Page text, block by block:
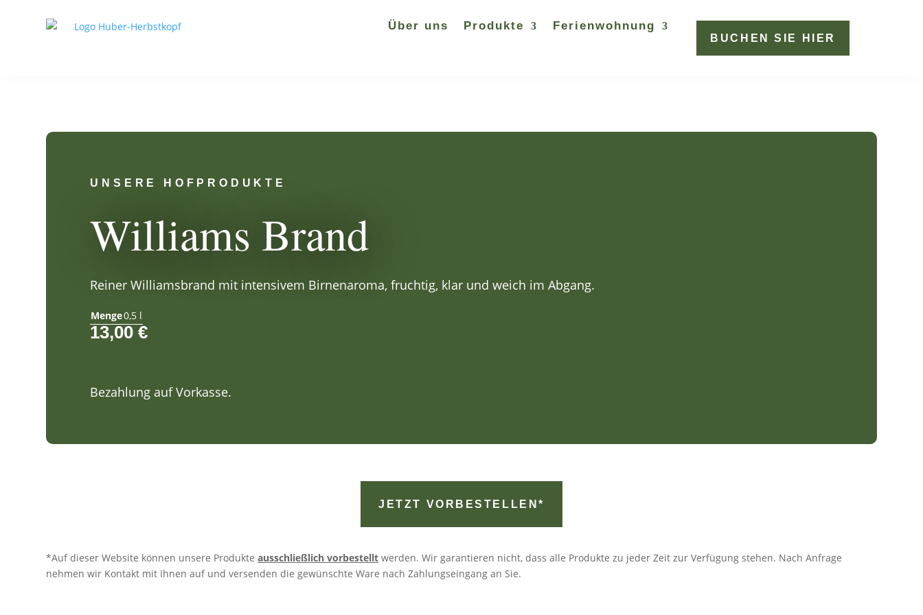
Über uns Produkte Ferienwohnung
BUCHEN SIE HIER
UNSERE HOFPRODUKTE
Williams Brand
Reiner Williamsbrand mit intensivem Birnenaroma, fruchtig, klar und weich im Abgang.
Menge0,5 l
13,00€
Bezahlung auf Vorkasse.
JETZT VORBESTELLEN*
*Auf dieser Website können unsere Produkteausschließlich vorbestellt werden. Wir garantieren nicht, dass alle Produkte zu jeder Zeit zur Verfügung stehen. Nach Anfrage
nehmen wir Kontakt mit Ihnen auf und versenden die gewünschte Ware nach Zahlungseingang an Sie.